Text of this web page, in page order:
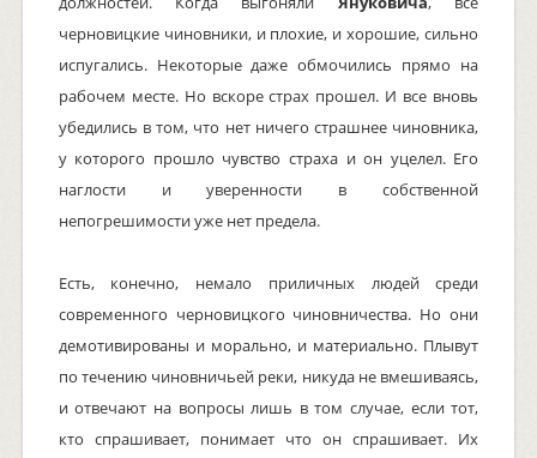
черновицкие чиновники, и плохие, и хорошие, сильно
испугались. Некоторые даже обмочились прямо на
рабочем месте. Но вскоре страх прошел. И все вновь
убедились в том, что нет ничего страшнее чиновника,
у которого прошло чувство страха и он уцелел. Его
наглости и уверенности в собственной
непогрешимости уже нет предела.
Есть, конечно, немало приличных людей среди
современного черновицкого чиновничества. Но они
демотивированы и морально, и материально. Плывут
по течению чиновничьей реки, никуда не вмешиваясь,
и отвечают на вопросы лишь в том случае, если тот,
кто спрашивает, понимает что он спрашивает. Их